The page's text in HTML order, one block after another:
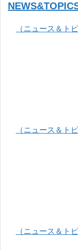
（ニュース＆ト
（ニュース＆ト
（ニュース＆ト